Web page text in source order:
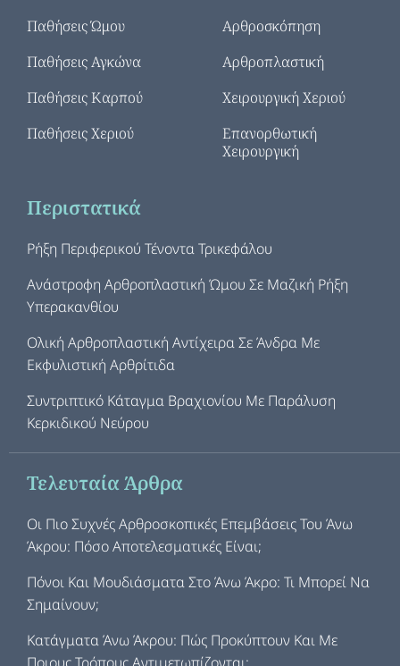
Παθήσεις Ώμου
Παθήσεις Αγκώνα
Παθήσεις Καρπού
Παθήσεις Χεριού
Αρθροσκόπηση
Αρθροπλαστική
Χειρουργική Χεριού
Επανορθωτική
Χειρουργική
Περιστατικά
Ρήξη Περιφερικού Τένοντα Τρικεφάλου
Ανάστροφη Αρθροπλαστική Ώμου Σε Μαζική Ρήξη
Υπερακανθίου
Ολική Αρθροπλαστική Αντίχειρα Σε Άνδρα Με
Εκφυλιστική Αρθρίτιδα
Συντριπτικό Κάταγμα Βραχιονίου Με Παράλυση
Κερκιδικού Νεύρου
Τελευταία Άρθρα
Οι Πιο Συχνές Αρθροσκοπικές Επεμβάσεις Του Άνω
Άκρου: Πόσο Αποτελεσματικές Είναι;
Πόνοι Και Μουδιάσματα Στο Άνω Άκρο: Τι Μπορεί Να
Σημαίνουν;
Κατάγματα Άνω Άκρου: Πώς Προκύπτουν Και Με